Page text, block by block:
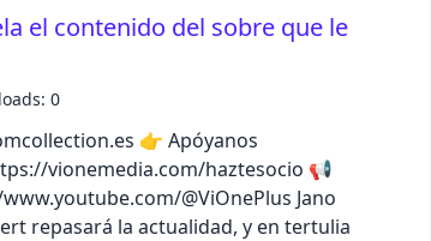
forest
lofi
pastel
el contenido del sobre que le
0
👉 Apóyanos
vionemedia.com/haztesocio 📢
@ViOnePlus Jano
repasará la actualidad, y en tertulia